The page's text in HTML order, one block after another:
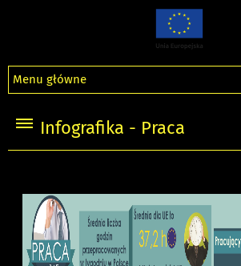
Menu główne
Infografika - Praca